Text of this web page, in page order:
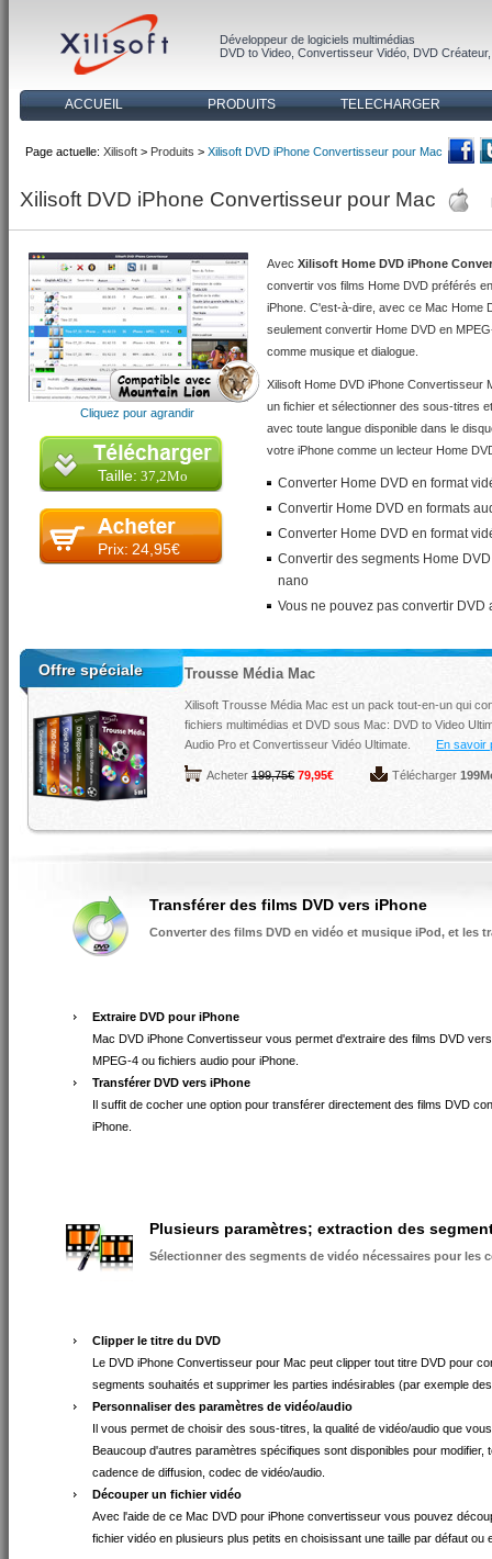
Développeur de logiciels multimédias
DVD to Video Convertisseur Vidéo DVD Créateur
ACCUEIL PRODUITS TELECHARGER
Page actuelle: Xilisoft > Produits > Xilisoft DVD iPhone Convertisseur pour Mac
Xilisoft DVD iPhone Convertisseur pour Mac
Cliquez pour agrandir
Taille: 37,2Mo
Prix: 24,95€
Avec Xilisoft Home DVD iPhone
convertir vos films Home DVD préférés
iPhone. C'est-à-dire, avec ce Mac Home
seulement convertir Home DVD en
comme musique et dialogue.
Xilisoft Home DVD iPhone Convertisseur
un fichier et sélectionner des sous-titres
avec toute langue disponible dans le
votre iPhone comme un lecteur Home
Converter Home DVD en format
Convertir Home DVD en formats
Converter Home DVD en format
Convertir des segments Home
nano
Vous ne pouvez pas convertir DVD
Offre spéciale Trousse Média Mac
Xilisoft Trousse Média Mac est un pack tout-en-un qui
fichiers multimédias et DVD sous Mac: DVD to Video
Audio Pro et Convertisseur Vidéo Ultimate En savoir
Acheter 199,75€ 79,95€ Télécharger
Transférer des films DVD vers iPhone
Converter des films DVD en vidéo et musique iPod, et les
Extraire DVD pour iPhone
Mac DVD iPhone Convertisseur vous permet d'extraire des films DVD
MPEG-4 ou fichiers audio pour iPhone.
Transférer DVD vers iPhone
Il suffit de cocher une option pour transférer directement des films DVD
iPhone.
Plusieurs paramètres; extraction des
Sélectionner des segments de vidéo nécessaires pour les
Clipper le titre du DVD
Le DVD iPhone Convertisseur pour Mac peut clipper tout titre DVD pour
segments souhaités et supprimer les parties indésirables (par exemple
Personnaliser des paramètres de vidéo/audio
Il vous permet de choisir des sous-titres, la qualité de vidéo/audio que
Beaucoup d'autres paramètres spécifiques sont disponibles pour modifier,
cadence de diffusion, codec de vidéo/audio.
Découper un fichier vidéo
Avec l'aide de ce Mac DVD pour iPhone convertisseur vous pouvez
fichier vidéo en plusieurs plus petits en choisissant une taille par défaut ou